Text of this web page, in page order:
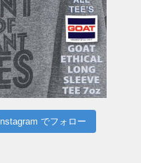
Instagram でフォロー